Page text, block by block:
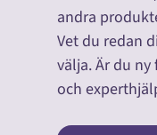
andra
Vet du redan
välja. Är du
och